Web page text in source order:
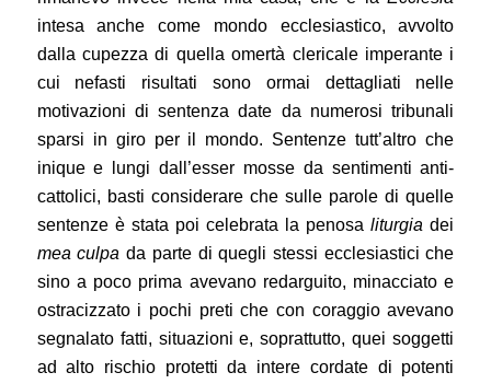
intesa anche come mondo ecclesiastico, avvolto
dalla cupezza di quella omertà clericale imperante i
cui nefasti risultati sono ormai dettagliati nelle
motivazioni di sentenza date da numerosi tribunali
sparsi in giro per il mondo. Sentenze tutt’altro che
inique e lungi dall’esser mosse da sentimenti anti-
cattolici, basti considerare che sulle parole di quelle
sentenze è stata poi celebrata la penosaliturgia dei
mea culpa da parte di quegli stessi ecclesiastici che
sino a poco prima avevano redarguito, minacciato e
ostracizzato i pochi preti che con coraggio avevano
segnalato fatti, situazioni e, soprattutto, quei soggetti
ad alto rischio protetti da intere cordate di potenti